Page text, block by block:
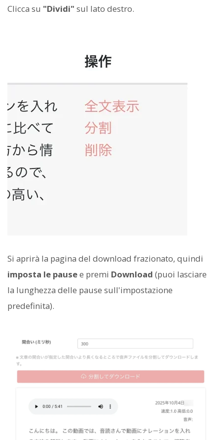
Clicca su "Dividi" sul lato destro.
Si aprirà la pagina del download frazionato, quindi
imposta le pausee premi Download (puoi lasciare
la lunghezza delle pause sull'impostazione
predefinita).